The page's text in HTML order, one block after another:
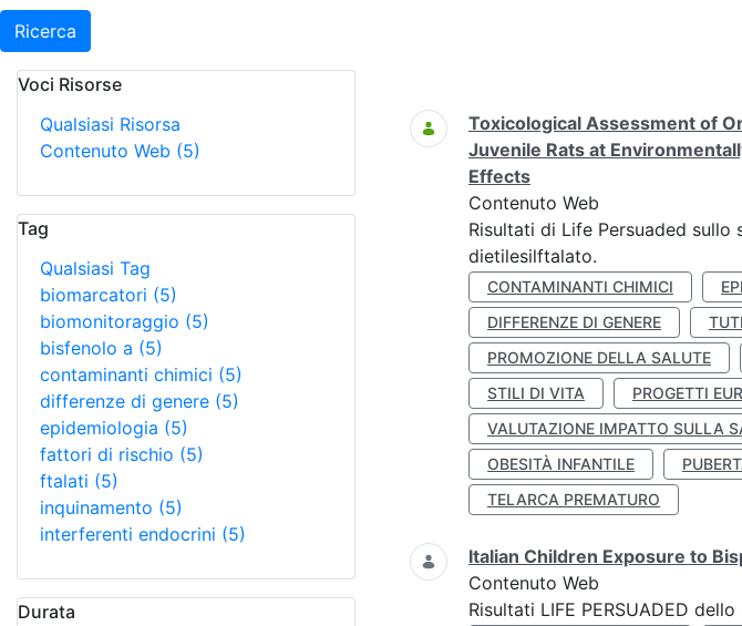
Ricerca
Voci Risorse
Qualsiasi Risorsa
Contenuto Web (5)
Tag
Qualsiasi Tag
biomarcatori (5)
biomonitoraggio (5)
bisfenolo a (5)
contaminanti chimici (5)
differenze di genere (5)
epidemiologia (5)
fattori di rischio (5)
ftalati (5)
inquinamento (5)
interferenti endocrini (5)
Durata
Ricerca
Toxicological Assessment of
Juvenile Rats at
Effects
Contenuto Web
Risultati di Life Persuaded
dietilesilftalato.
CONTAMINANTI CHIMICI
DIFFERENZE DI GENERE
PROMOZIONE DELLA SALUTE
STILI DI VITA
PROGETTI
VALUTAZIONE IMPATTO SULLA
OBESITÀ INFANTILE
TELARCA PREMATURO
Italian Children Exposure to
Contenuto Web
Risultati LIFE PERSUADED